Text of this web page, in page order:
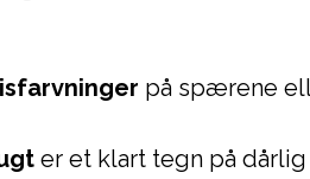
på spærene
er et klart tegn på